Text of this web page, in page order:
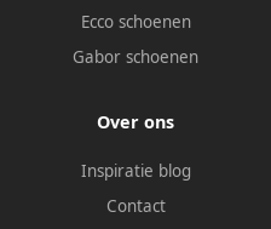
Ecco schoenen
Gabor schoenen
Over ons
Inspiratie blog
Contact